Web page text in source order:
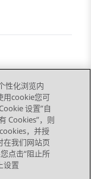
下一主题
性化浏览内
用cookie您可
设置”自
Cookies”，则
，并授
在我们网站页
点击“阻止所
设置